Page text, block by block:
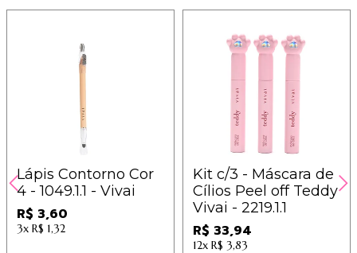
Lápis Contorno Cor
4 - 1049.1.1 - Vivai
R$ 3,60
3x R$ 1,32
Kit c/3 - Máscara de
Cílios Peel off Teddy
Vivai - 2219.1.1
R$ 33,94
12x R$ 3,83